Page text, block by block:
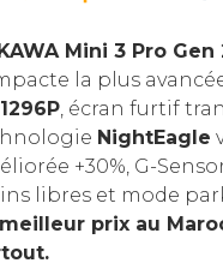
initial
était :
Mini 3 Pro Gen
la plus
, écran furtif
NightEagle
+30%, G-
libres et mode
prix au